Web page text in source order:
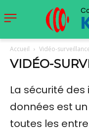
Accueil Vidéo-
VIDÉO-
La sécurité
données est
toutes les